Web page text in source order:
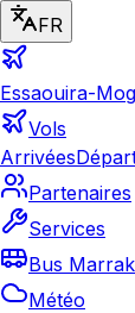
FR
Essaouira-
Vols
Arrivées
Partenaires
Services
Bus
Météo